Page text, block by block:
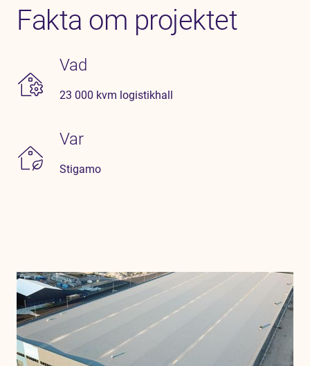
Fakta om projektet
Vad
23 000 kvm logistikhall
Var
Stigamo